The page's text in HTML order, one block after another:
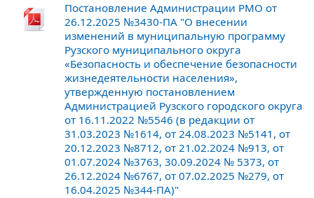
Постановление Администрации РМО от
26.12.2025 №3430-ПА "О внесении
изменений в муниципальную программу
Рузского муниципального округа
«Безопасность и обеспечение безопасности
жизнедеятельности населения»,
утвержденную постановлением
Администрацией Рузского городского округа
от 16.11.2022 №5546 (в редакции от
31.03.2023 №1614, от 24.08.2023 №5141, от
20.12.2023 №8712, от 21.02.2024 №913, от
01.07.2024 №3763, 30.09.2024 № 5373, от
26.12.2024 №6767, от 07.02.2025 №279, от
16.04.2025 №344-ПА)"